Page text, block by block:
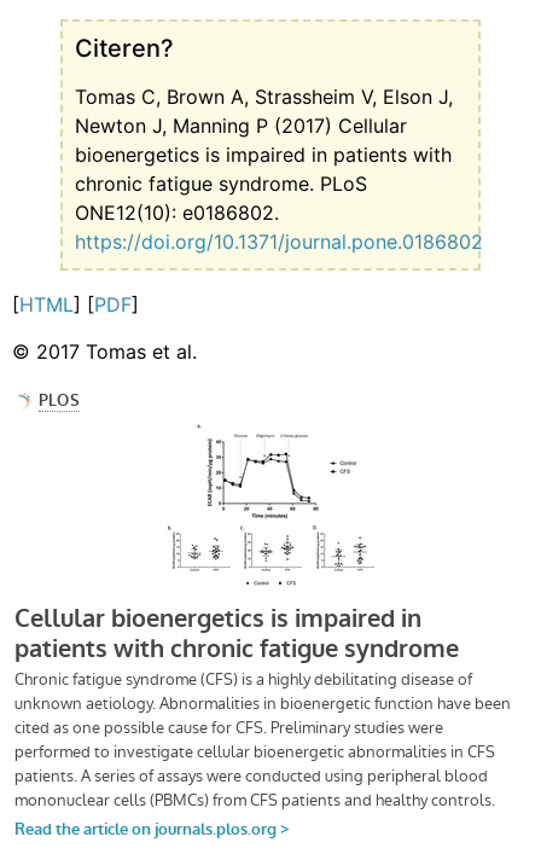
Citeren?
Tomas C, Brown A, Strassheim V, Elson J,
Newton J, Manning P (2017) Cellular
bioenergetics is impaired in patients with
chronic fatigue syndrome. PLoS
ONE12(10): e0186802.
https://doi.org/10.1371/journal.pone.0186802
[HTML] [PDF]
© 2017 Tomas et al.